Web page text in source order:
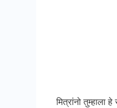
मित्रांनो